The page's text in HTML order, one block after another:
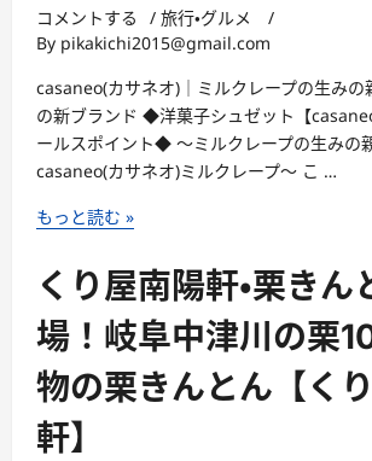
ス
メ
選
ス
ー
ツ!!
ど
の
ョ
コ
ー
ト
い
か？
ネ
ッ
ト
シ
コメントする / 旅行・グルメ
/
By pikakichi2015@gmail.com
casaneo(カサネオ)｜ミルクレープの生みの
の新ブランド ◆洋菓子シュゼット【
ールスポイント◆ 〜ミルクレープの生みの
casaneo(カサネオ)ミルクレープ〜 こ …
株
会
社
シ
ュ
ゼ
ッ
ト・
もっと読む »
くり屋南陽軒・栗きん
場！岐阜中津川の栗
物の栗きんとん【く
軒】